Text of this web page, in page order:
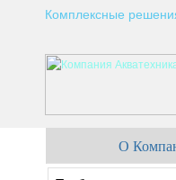
Комплексные
О